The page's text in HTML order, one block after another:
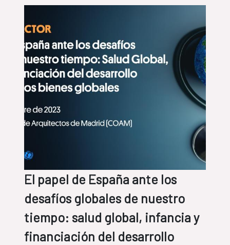
El papel de España ante los
desafíos globales de nuestro
tiempo: salud global, infancia y
financiación del desarrollo